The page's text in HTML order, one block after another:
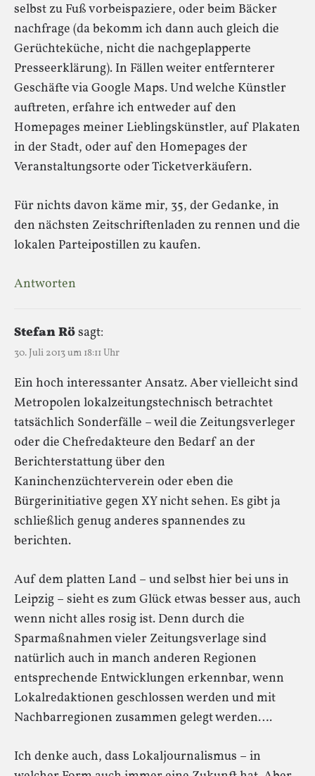
selbst zu Fuß vorbeispaziere, oder beim Bäcker
nachfrage (da bekomm ich dann auch gleich die
Gerüchteküche, nicht die nachgeplapperte
Presseerklärung). In Fällen weiter entfernterer
Geschäfte via Google Maps. Und welche Künstler
auftreten, erfahre ich entweder auf den
Homepages meiner Lieblingskünstler, auf Plakaten
in der Stadt, oder auf den Homepages der
Veranstaltungsorte oder Ticketverkäufern.
Für nichts davon käme mir, 35, der Gedanke, in
den nächsten Zeitschriftenladen zu rennen und die
lokalen Parteipostillen zu kaufen.
Antworten
Stefan Rösagt:
30. Juli 2013 um 18:11 Uhr
Ein hoch interessanter Ansatz. Aber vielleicht sind
Metropolen lokalzeitungstechnisch betrachtet
tatsächlich Sonderfälle – weil die Zeitungsverleger
oder die Chefredakteure den Bedarf an der
Berichterstattung über den
Kaninchenzüchterverein oder eben die
Bürgerinitiative gegen XY nicht sehen. Es gibt ja
schließlich genug anderes spannendes zu
berichten.
Auf dem platten Land – und selbst hier bei uns in
Leipzig – sieht es zum Glück etwas besser aus, auch
wenn nicht alles rosig ist. Denn durch die
Sparmaßnahmen vieler Zeitungsverlage sind
natürlich auch in manch anderen Regionen
entsprechende Entwicklungen erkennbar, wenn
Lokalredaktionen geschlossen werden und mit
Nachbarregionen zusammen gelegt werden….
Ich denke auch, dass Lokaljournalismus – in